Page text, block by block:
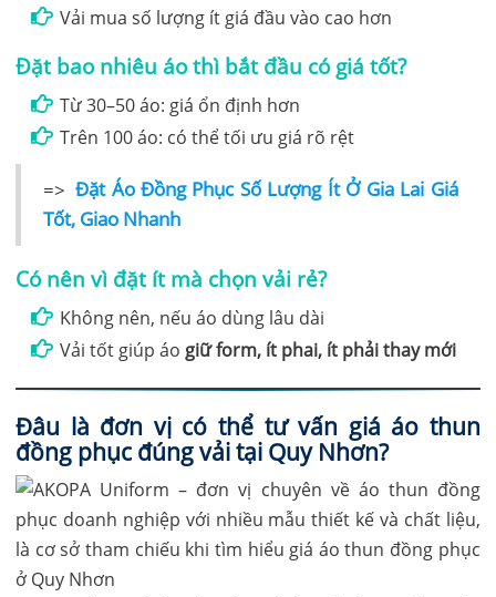
Vải mua số lượng ít giá đầu vào cao hơn
Đặt bao nhiêu áo thì bắt đầu có giá tốt?
Từ 30–50 áo: giá ổn định hơn
Trên 100 áo: có thể tối ưu giá rõ rệt
=> Đặt Áo Đồng Phục Số Lượng Ít Ở Gia Lai Giá
Tốt, Giao Nhanh
Có nên vì đặt ít mà chọn vải rẻ?
Không nên, nếu áo dùng lâu dài
Vải tốt giúp áo giữ form, ít phai, ít phải thay mới
Đâu là đơn vị có thể tư vấn giá áo thun
đồng phục đúng vải tại Quy Nhơn?